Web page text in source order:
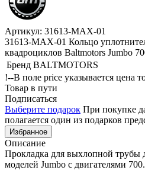
Артикул: 31613-MAX-01
31613-MAX-01 Кольцо
квадроциклов Baltmotors Jumbo
Бренд BALTMOTORS
!--В поле price указывается цена
Товар в пути
Подписаться
Выберите подарок При покупке
полагается один из подарков
Избранное
Описание
Прокладка для выхлопной трубы
моделей Jumbo c двигателями 700.